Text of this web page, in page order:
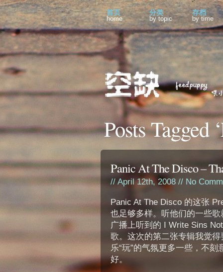
首页
home
分类
by topic
存档
by time
Posts Tagged
Panic At The Disco –
// April 12th, 2008 // No
Panic At The Disco 的这张
也足够多样。听他们的一些
广播上听到的 I Write Sins
歌。这次的第二张专辑我觉
乐“玩”的气氛更多一些，不
好。